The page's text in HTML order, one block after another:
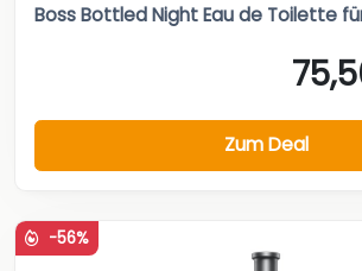
Boss Bottled Night Eau de Toilette
Zum Deal
-56%